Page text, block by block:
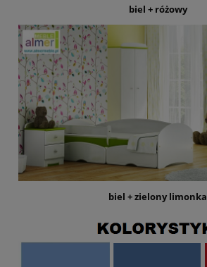
biel + różowy
biel + zielony limonka